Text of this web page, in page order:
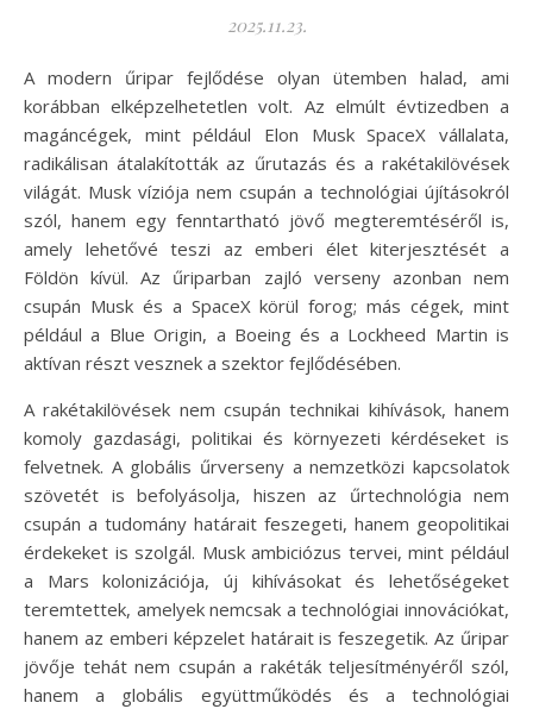
2025.11.23.
A modern űripar fejlődése olyan ütemben halad, ami
korábban elképzelhetetlen volt. Az elmúlt évtizedben a
magáncégek, mint például Elon Musk SpaceX vállalata,
radikálisan átalakították az űrutazás és a rakétakilövések
világát. Musk víziója nem csupán a technológiai újításokról
szól, hanem egy fenntartható jövő megteremtéséről is,
amely lehetővé teszi az emberi élet kiterjesztését a
Földön kívül. Az űriparban zajló verseny azonban nem
csupán Musk és a SpaceX körül forog; más cégek, mint
például a Blue Origin, a Boeing és a Lockheed Martin is
aktívan részt vesznek a szektor fejlődésében.
A rakétakilövések nem csupán technikai kihívások, hanem
komoly gazdasági, politikai és környezeti kérdéseket is
felvetnek. A globális űrverseny a nemzetközi kapcsolatok
szövetét is befolyásolja, hiszen az űrtechnológia nem
csupán a tudomány határait feszegeti, hanem geopolitikai
érdekeket is szolgál. Musk ambiciózus tervei, mint például
a Mars kolonizációja, új kihívásokat és lehetőségeket
teremtettek, amelyek nemcsak a technológiai innovációkat,
hanem az emberi képzelet határait is feszegetik. Az űripar
jövője tehát nem csupán a rakéták teljesítményéről szól,
hanem a globális együttműködés és a technológiai